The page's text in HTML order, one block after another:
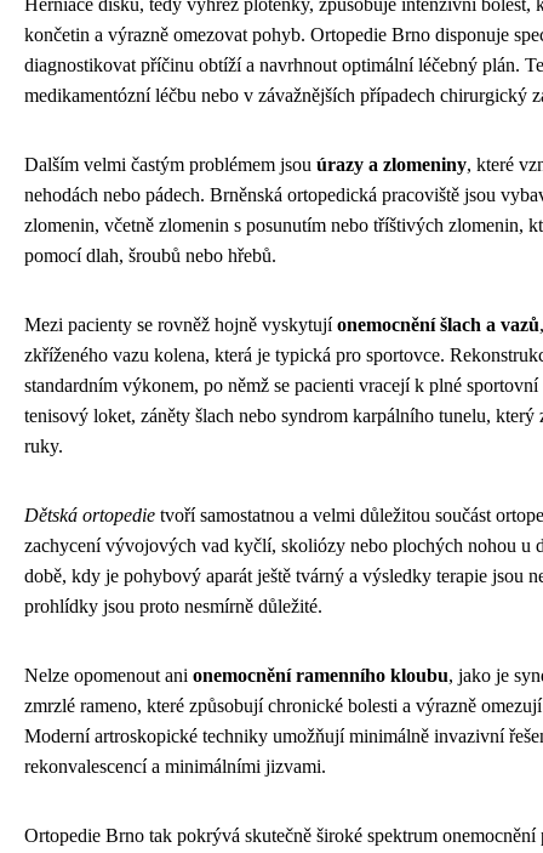
Herniace disku, tedy výhřez ploténky, způsobuje intenzivní bolest,
končetin a výrazně omezovat pohyb. Ortopedie Brno disponuje
diagnostikovat příčinu obtíží a navrhnout optimální léčebný plán.
medikamentózní léčbu nebo v závažnějších případech chirurgický
Dalším velmi častým problémem jsou úrazy a zlomeniny, které
nehodách nebo pádech. Brněnská ortopedická pracoviště jsou
zlomenin, včetně zlomenin s posunutím nebo tříštivých zlomenin,
pomocí dlah, šroubů nebo hřebů.
Mezi pacienty se rovněž hojně vyskytujíonemocnění šlach a vazů
zkříženého vazu kolena, která je typická pro sportovce.
standardním výkonem, po němž se pacienti vracejí k plné
tenisový loket, záněty šlach nebo syndrom karpálního tunelu, který
ruky.
Dětská ortopedie tvoří samostatnou a velmi důležitou součást
zachycení vývojových vad kyčlí, skoliózy nebo plochých nohou u
době, kdy je pohybový aparát ještě tvárný a výsledky terapie jsou
prohlídky jsou proto nesmírně důležité.
Nelze opomenout ani onemocnění ramenního kloubu, jako je
zmrzlé rameno, které způsobují chronické bolesti a výrazně
Moderní artroskopické techniky umožňují minimálně invazivní
rekonvalescencí a minimálními jizvami.
Ortopedie Brno tak pokrývá skutečně široké spektrum onemocnění